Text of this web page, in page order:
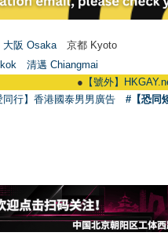
大阪 Osaka 京都 Kyoto
清邁 Chiangmai
【號外】HKGAY.net
同行】香港國泰男男廣告 #【恐同